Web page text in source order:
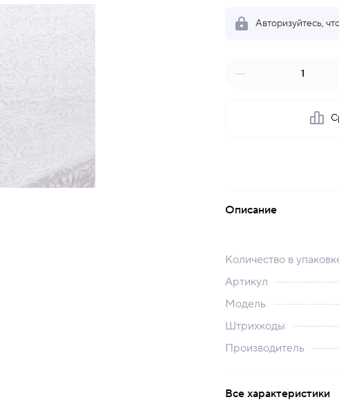
Авторизуйтесь,
Описание
Количество в
Артикул
Модель
Штрихкоды
Производитель
Все характеристики